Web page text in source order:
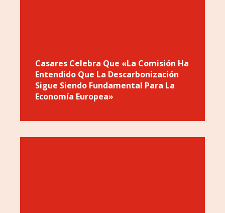
Casares Celebra Que «la Comisión Ha
Entendido Que La Descarbonización
Sigue Siendo Fundamental Para La
Economía Europea»